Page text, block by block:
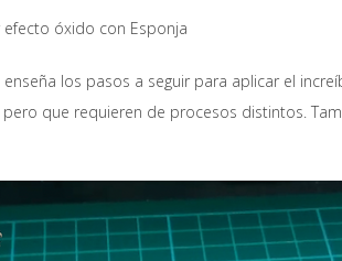
óxido con Esponja
los pasos a seguir para aplicar el
que requieren de procesos distintos.